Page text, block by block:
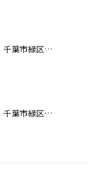
千葉市緑区あすみが丘Ｓ様邸屋根・外壁塗装工事完工しました！
千葉市緑区あすみが丘屋根・外壁塗装工事完工しました！